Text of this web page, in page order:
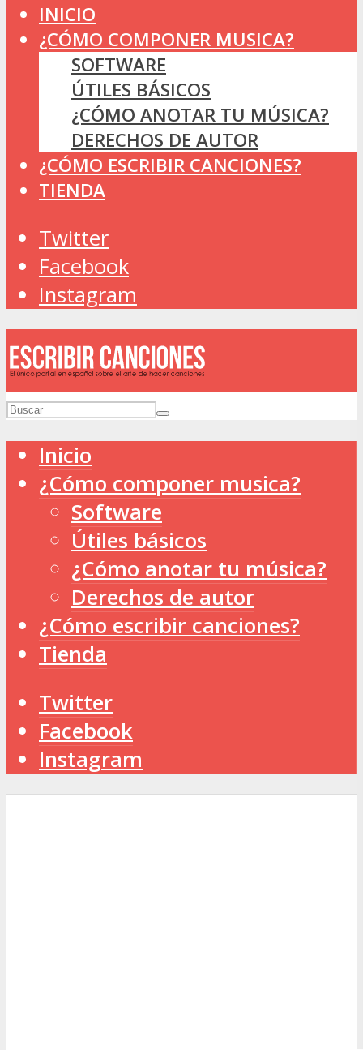
INICIO
¿CÓMO COMPONER MUSICA?
SOFTWARE
ÚTILES BÁSICOS
¿CÓMO ANOTAR TU MÚSICA?
DERECHOS DE AUTOR
¿CÓMO ESCRIBIR CANCIONES?
TIENDA
Twitter
Facebook
Instagram
Inicio
¿Cómo componer musica?
Software
Útiles básicos
¿Cómo anotar tu música?
Derechos de autor
¿Cómo escribir canciones?
Tienda
Twitter
Facebook
Instagram